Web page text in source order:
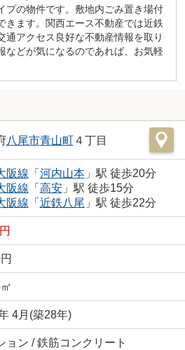
プの物件です。敷地内ごみ置き場付
きます。関西エース不動産では近鉄
通アクセス良好な不動産情報を取り
などが気になるのであれば、お気軽
八尾市青山町４丁目
阪線 「 河内山本」駅 徒歩20分
阪線 「 高安」駅 徒歩15分
阪線 「 近鉄八尾 」駅 徒歩22分
4月(築28年)
ョン / 鉄筋コンクリート